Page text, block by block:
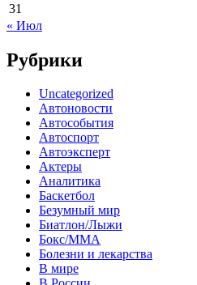
31
« Июл
Рубрики
Uncategorized
Автоновости
Автособытия
Автоспорт
Автоэксперт
Актеры
Аналитика
Баскетбол
Безумный мир
Биатлон/Лыжи
Бокс/MMA
Болезни и лекарства
В мире